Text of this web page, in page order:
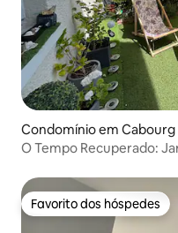
Condomínio em Cabourg
O Tempo Recuperado:
Favorito dos hóspedes
Favorito dos hóspedes